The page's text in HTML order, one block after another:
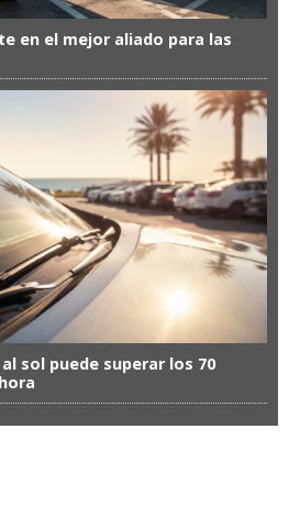
en el mejor aliado para las
sol puede superar los 70